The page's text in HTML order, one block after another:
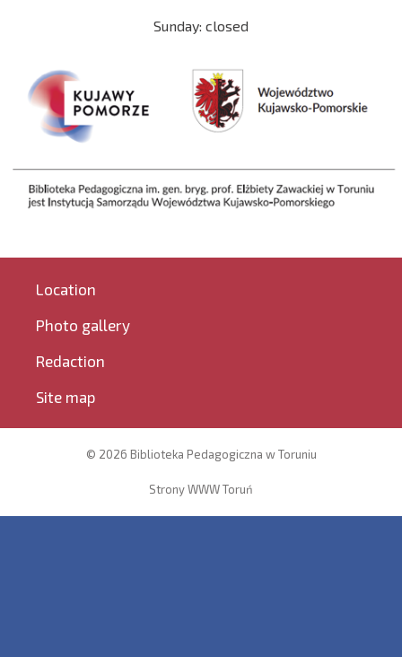
Sunday: closed
Location
Photo gallery
Redaction
Site map
© 2026 Biblioteka Pedagogiczna w Toruniu
Strony WWW Toruń